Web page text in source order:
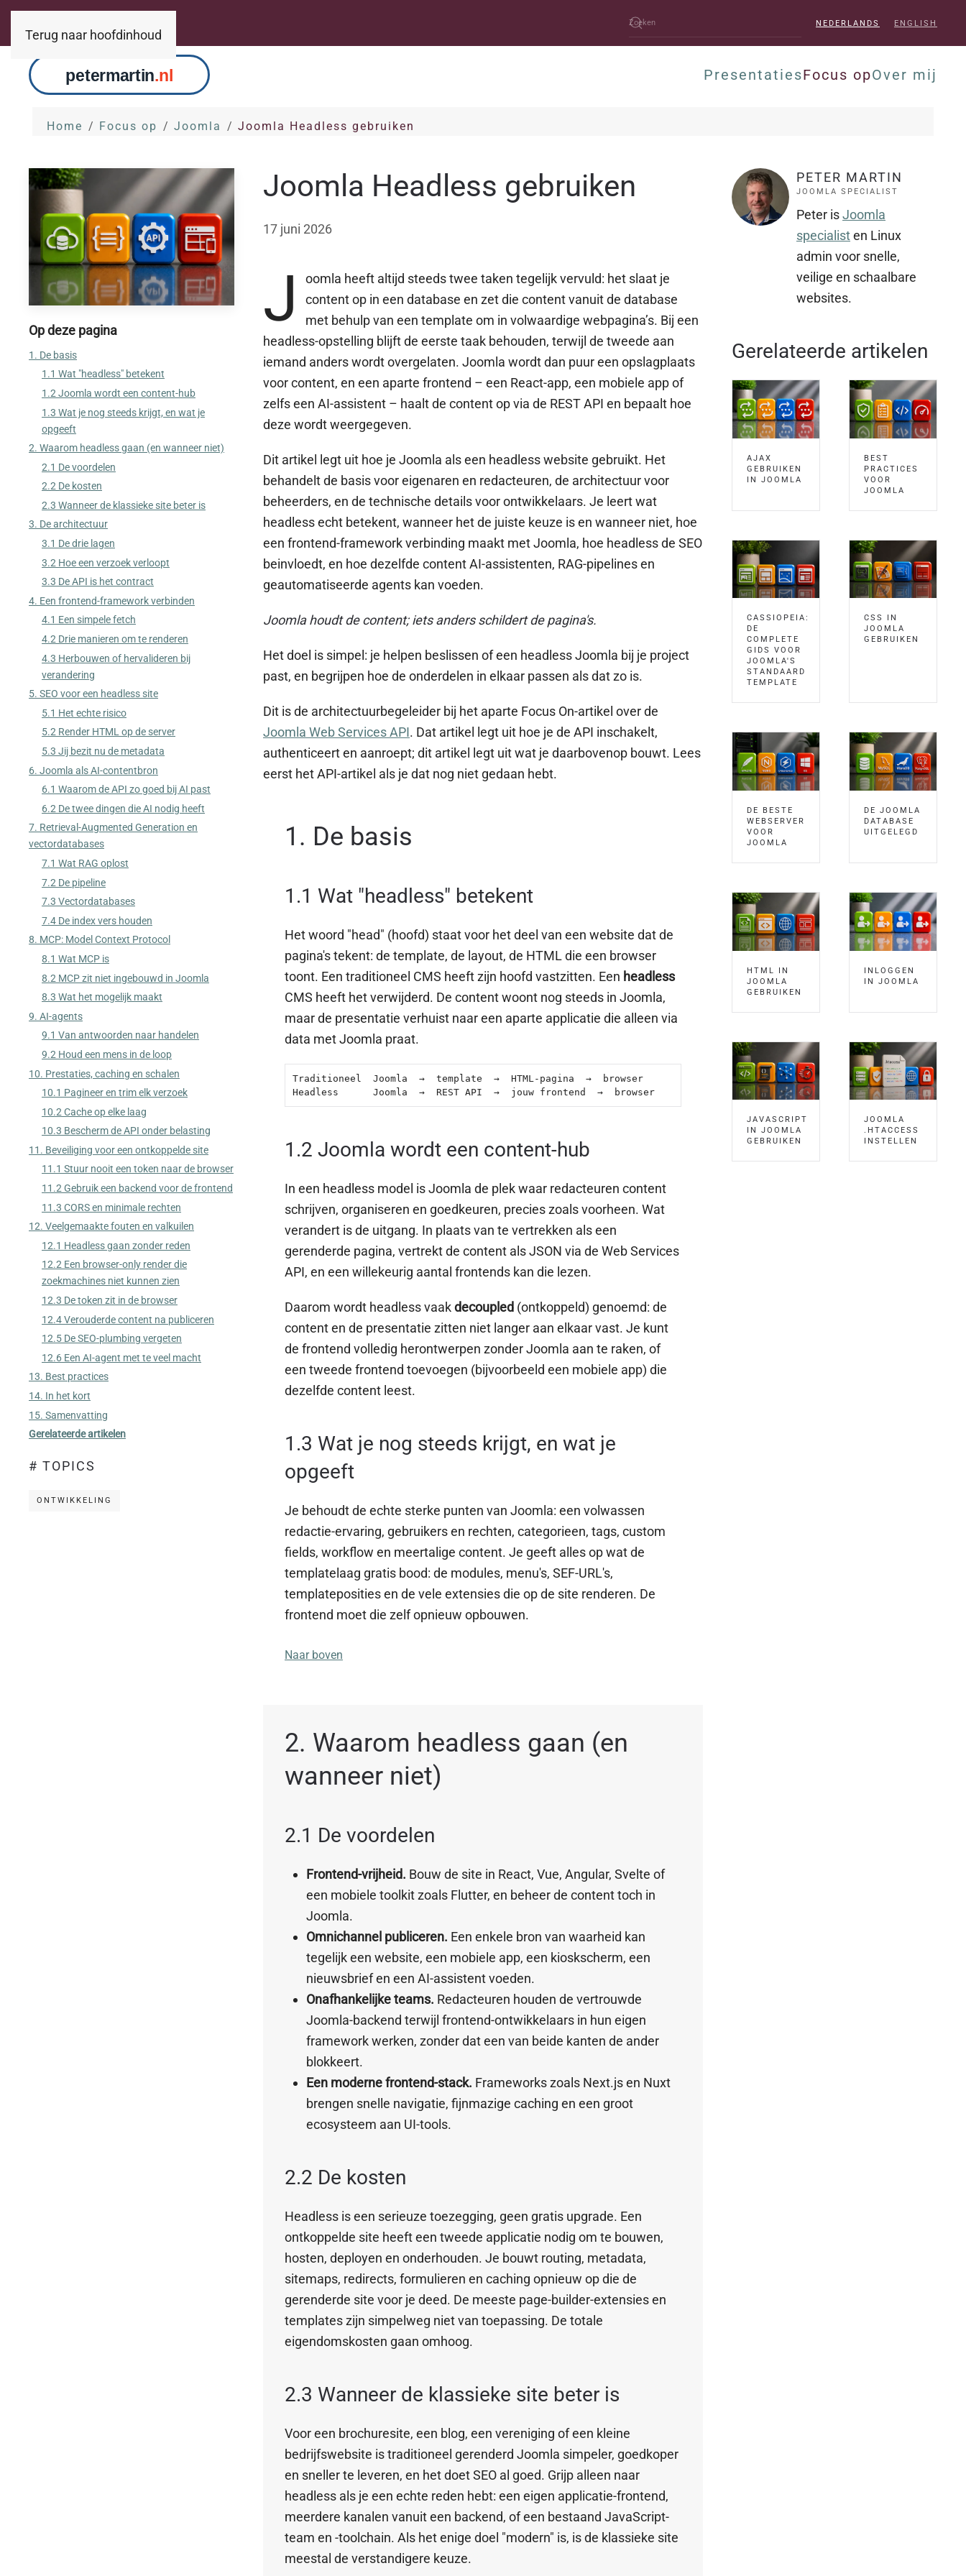
Terug naar hoofdinhoud
NEDERLANDS ENGLISH
PresentatiesFocus opOver mij
Home Focus op Joomla Joomla Headless gebruiken
Op deze pagina
1. De basis
1.1 Wat "headless" betekent
1.2 Joomla wordt een content-hub
1.3 Wat je nog steeds krijgt, en wat je
opgeeft
2. Waarom headless gaan (en wanneer niet)
2.1 De voordelen
2.2 De kosten
2.3 Wanneer de klassieke site beter is
3. De architectuur
3.1 De drie lagen
3.2 Hoe een verzoek verloopt
3.3 De API is het contract
4. Een frontend-framework verbinden
4.1 Een simpele fetch
4.2 Drie manieren om te renderen
4.3 Herbouwen of hervalideren bij
verandering
5. SEO voor een headless site
5.1 Het echte risico
5.2 Render HTML op de server
5.3 Jij bezit nu de metadata
6. Joomla als AI-contentbron
6.1 Waarom de API zo goed bij AI past
6.2 De twee dingen die AI nodig heeft
7. Retrieval-Augmented Generation en
vectordatabases
7.1 Wat RAG oplost
7.2 De pipeline
7.3 Vectordatabases
7.4 De index vers houden
8. MCP: Model Context Protocol
8.1 Wat MCP is
8.2 MCP zit niet ingebouwd in Joomla
8.3 Wat het mogelijk maakt
9. AI-agents
9.1 Van antwoorden naar handelen
9.2 Houd een mens in de loop
10. Prestaties, caching en schalen
10.1 Pagineer en trim elk verzoek
10.2 Cache op elke laag
10.3 Bescherm de API onder belasting
11. Beveiliging voor een ontkoppelde site
11.1 Stuur nooit een token naar de browser
11.2 Gebruik een backend voor de frontend
11.3 CORS en minimale rechten
12. Veelgemaakte fouten en valkuilen
12.1 Headless gaan zonder reden
12.2 Een browser-only render die
zoekmachines niet kunnen zien
12.3 De token zit in de browser
12.4 Verouderde content na publiceren
12.5 De SEO-plumbing vergeten
12.6 Een AI-agent met te veel macht
13. Best practices
14. In het kort
15. Samenvatting
Gerelateerde artikelen
# TOPICS
ONTWIKKELING
Joomla Headless gebruiken
17 juni 2026
J
oomla heeft altijd steeds twee taken tegelijk vervuld: het slaat je
content op in een database en zet die content vanuit de database
met behulp van een template om in volwaardige webpagina’s. Bij een
headless-opstelling blijft de eerste taak behouden, terwijl de tweede aan
iemand anders wordt overgelaten. Joomla wordt dan puur een opslagplaats
voor content, en een aparte frontend – een React-app, een mobiele app of
zelfs een AI-assistent – haalt de content op via de REST API en bepaalt hoe
deze wordt weergegeven.
Dit artikel legt uit hoe je Joomla als een headless website gebruikt. Het
behandelt de basis voor eigenaren en redacteuren, de architectuur voor
beheerders, en de technische details voor ontwikkelaars. Je leert wat
headless echt betekent, wanneer het de juiste keuze is en wanneer niet, hoe
een frontend-framework verbinding maakt met Joomla, hoe headless de SEO
beinvloedt, en hoe dezelfde content AI-assistenten, RAG-pipelines en
geautomatiseerde agents kan voeden.
Joomla houdt de content; iets anders schildert de pagina's.
Het doel is simpel: je helpen beslissen of een headless Joomla bij je project
past, en begrijpen hoe de onderdelen in elkaar passen als dat zo is.
Dit is de architectuurbegeleider bij het aparte Focus On-artikel over de
Joomla Web Services API. Dat artikel legt uit hoe je de API inschakelt,
authenticeert en aanroept; dit artikel legt uit wat je daarbovenop bouwt. Lees
eerst het API-artikel als je dat nog niet gedaan hebt.
1. De basis
1.1 Wat "headless" betekent
Het woord "head" (hoofd) staat voor het deel van een website dat de
pagina's tekent: de template, de layout, de HTML die een browser
toont. Een traditioneel CMS heeft zijn hoofd vastzitten. Een headless
CMS heeft het verwijderd. De content woont nog steeds in Joomla,
maar de presentatie verhuist naar een aparte applicatie die alleen via
data met Joomla praat.
Traditioneel  Joomla  →  template  →  HTML-pagina  →  browser
Headless      Joomla  →  REST API  →  jouw frontend  →  browser
1.2 Joomla wordt een content-hub
In een headless model is Joomla de plek waar redacteuren content
schrijven, organiseren en goedkeuren, precies zoals voorheen. Wat
verandert is de uitgang. In plaats van te vertrekken als een
gerenderde pagina, vertrekt de content als JSON via de Web Services
API, en een willekeurig aantal frontends kan die lezen.
Daarom wordt headless vaakdecoupled (ontkoppeld) genoemd: de
content en de presentatie zitten niet langer aan elkaar vast. Je kunt
de frontend volledig herontwerpen zonder Joomla aan te raken, of
een tweede frontend toevoegen (bijvoorbeeld een mobiele app) die
dezelfde content leest.
1.3 Wat je nog steeds krijgt, en wat je
opgeeft
Je behoudt de echte sterke punten van Joomla: een volwassen
redactie-ervaring, gebruikers en rechten, categorieen, tags, custom
fields, workflow en meertalige content. Je geeft alles op wat de
templatelaag gratis bood: de modules, menu's, SEF-URL's,
templateposities en de vele extensies die op de site renderen. De
frontend moet die zelf opnieuw opbouwen.
Naar boven
2. Waarom headless gaan (en
wanneer niet)
2.1 De voordelen
Frontend-vrijheid. Bouw de site in React, Vue, Angular, Svelte of
een mobiele toolkit zoals Flutter, en beheer de content toch in
Joomla.
Omnichannel publiceren. Een enkele bron van waarheid kan
tegelijk een website, een mobiele app, een kioskscherm, een
nieuwsbrief en een AI-assistent voeden.
Onafhankelijke teams. Redacteuren houden de vertrouwde
Joomla-backend terwijl frontend-ontwikkelaars in hun eigen
framework werken, zonder dat een van beide kanten de ander
blokkeert.
Een moderne frontend-stack. Frameworks zoals Next.js en Nuxt
brengen snelle navigatie, fijnmazige caching en een groot
ecosysteem aan UI-tools.
2.2 De kosten
Headless is een serieuze toezegging, geen gratis upgrade. Een
ontkoppelde site heeft een tweede applicatie nodig om te bouwen,
hosten, deployen en onderhouden. Je bouwt routing, metadata,
sitemaps, redirects, formulieren en caching opnieuw op die de
gerenderde site voor je deed. De meeste page-builder-extensies en
templates zijn simpelweg niet van toepassing. De totale
eigendomskosten gaan omhoog.
2.3 Wanneer de klassieke site beter is
Voor een brochuresite, een blog, een vereniging of een kleine
bedrijfswebsite is traditioneel gerenderd Joomla simpeler, goedkoper
en sneller te leveren, en het doet SEO al goed. Grijp alleen naar
headless als je een echte reden hebt: een eigen applicatie-frontend,
meerdere kanalen vanuit een backend, of een bestaand JavaScript-
team en -toolchain. Als het enige doel "modern" is, is de klassieke site
meestal de verstandigere keuze.
PETER MARTIN
JOOMLA SPECIALIST
Peter isJoomla
specialisten Linux
admin voor snelle,
veilige en schaalbare
websites.
Gerelateerde artikelen
AJAX
GEBRUIKEN
IN JOOMLA
BEST
PRACTICES
VOOR
JOOMLA
CASSIOPEIA:
DE
COMPLETE
GIDS VOOR
JOOMLA'S
STANDAARD
TEMPLATE
CSS IN
JOOMLA
GEBRUIKEN
DE BESTE
WEBSERVER
VOOR
JOOMLA
DE JOOMLA
DATABASE
UITGELEGD
HTML IN
JOOMLA
GEBRUIKEN
INLOGGEN
IN JOOMLA
JAVASCRIPT
IN JOOMLA
GEBRUIKEN
JOOMLA
.HTACCESS
INSTELLEN